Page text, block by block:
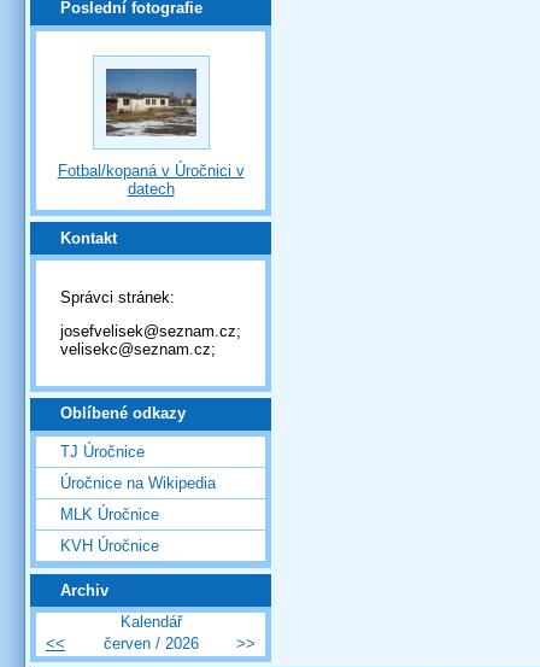
Poslední fotografie
Fotbal/kopaná v Úročnici v
datech
Kontakt
Správci stránek:
josefvelisek@seznam.cz;
velisekc@seznam.cz;
Oblíbené odkazy
TJ Úročnice
Úročnice na Wikipedia
MLK Úročnice
KVH Úročnice
Archiv
Kalendář
<<
červen / 2026 >>